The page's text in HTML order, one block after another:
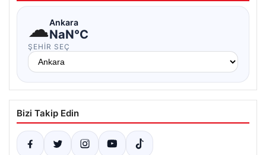
☁Ankara
NaN°C
ŞEHIR SEÇ
Bizi Takip Edin